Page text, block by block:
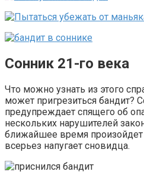
Сонник 21-го века
Что можно узнать из этого
может пригрезиться бандит?
предупреждает спящего об
нескольких нарушителей
ближайшее время произойдет
всерьез напугает сновидца.